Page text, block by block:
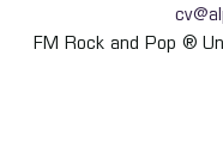
FM Rock and Pop ®